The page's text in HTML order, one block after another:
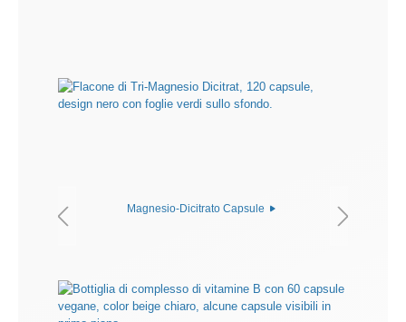
Magnesio-Dicitrato Capsule